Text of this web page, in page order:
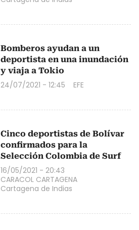
Bomberos ayudan a un
deportista en una inundación
y viaja a Tokio
24/07/2021 - 12:45 EFE
Cinco deportistas de Bolívar
confirmados para la
Selección Colombia de Surf
16/05/2021 - 20:43
CARACOL CARTAGENA
Cartagena de Indias